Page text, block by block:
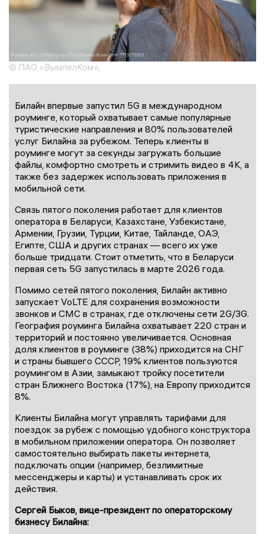
© ПАО «ВымпелКом»,
Билайн впервые запустил 5G в международном
роуминге, который охватывает самые популярные
туристические направления и 80% пользователей
услуг Билайна за рубежом. Теперь клиенты в
роуминге могут за секунды загружать большие
файлы, комфортно смотреть и стримить видео в 4K, а
также без задержек использовать приложения в
мобильной сети.
Связь пятого поколения работает для клиентов
оператора в Беларуси, Казахстане, Узбекистане,
Армении, Грузии, Турции, Китае, Тайланде, ОАЭ,
Египте, США и других странах — всего их уже
больше тридцати. Стоит отметить, что в Беларуси
первая сеть 5G запустилась в марте 2026 года.
Помимо сетей пятого поколения, Билайн активно
запускает VoLTE для сохранения возможности
звонков и СМС в странах, где отключены сети 2G/3G.
География роуминга Билайна охватывает 220 стран и
территорий и постоянно увеличивается. Основная
доля клиентов в роуминге (38%) приходится на СНГ
и страны бывшего СССР, 19% клиентов пользуются
роумингом в Азии, замыкают тройку посетители
стран Ближнего Востока (17%), на Европу приходится
8%.
Клиенты Билайна могут управлять тарифами для
поездок за рубеж с помощью удобного конструктора
в мобильном приложении оператора. Он позволяет
самостоятельно выбирать пакеты интернета,
подключать опции (например, безлимитные
мессенджеры и карты) и устанавливать срок их
действия.
Сергей Быков, вице-президент по операторскому
бизнесу Билайна: